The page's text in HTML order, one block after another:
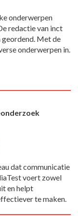
onderwerpen
redactie van inct
Met de
onderwerpen in.
dat communicatie
voert zowel
en helpt
te maken.